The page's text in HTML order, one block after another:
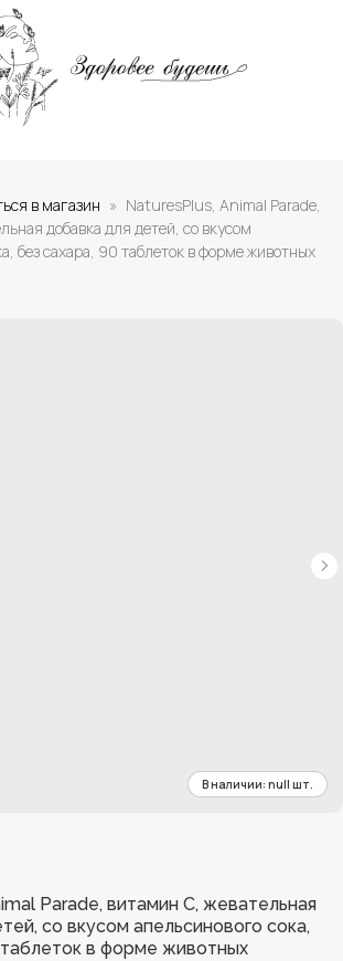
в магазин
NaturesPlus, Animal Parade,
добавка для детей, со вкусом
без сахара, 90 таблеток в форме животных
Parade, витамин C, жевательная
со вкусом апельсинового сока,
в форме животных